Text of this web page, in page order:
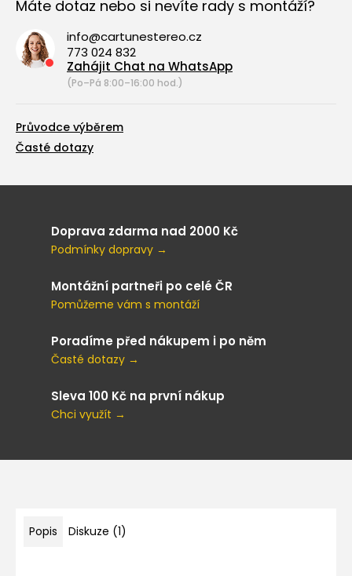
Máte dotaz nebo si nevíte rady s montáží?
info@cartunestereo.cz
773 024 832
Zahájit Chat na WhatsApp
(Po–Pá 8:00–16:00 hod.)
Průvodce výběrem
Časté dotazy
Doprava zdarma nad 2000 Kč
Podmínky dopravy →
Montážní partneři po celé ČR
Pomůžeme vám s montáží
Poradíme před nákupem i po něm
Časté dotazy →
Sleva 100 Kč na první nákup
Chci využít →
Popis Diskuze (1)